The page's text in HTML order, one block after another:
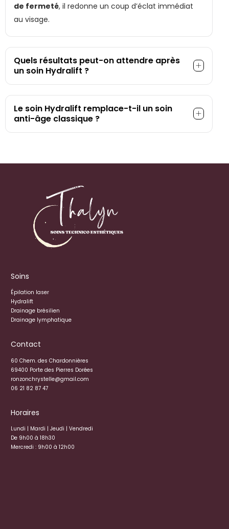
de fermeté, il redonne un coup d’éclat immédiat
au visage.
Quels résultats peut-on attendre après
un soin Hydralift ?
Le soin Hydralift remplace-t-il un soin
anti-âge classique ?
Soins
Épilation laser
Hydralift
Drainage brésilien
Drainage lymphatique
Contact
60 Chem. des Chardonnières
69400 Porte des Pierres Dorées
ronzonchrystelle@gmail.com
06 21 82 87 47
Horaires
Lundi | Mardi | Jeudi | Vendredi
De 9h00 à 18h30
Mercredi : 9h00 à 12h00